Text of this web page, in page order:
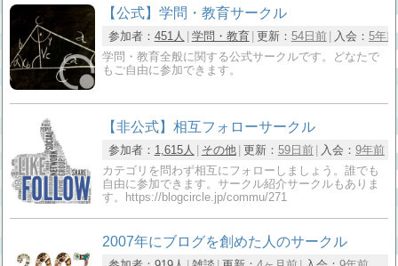
【公式】学問・教育サークル
参加者： 451人 学問・教育 更新： 54日前 入会： 5年前
学問・教育全般に関する公式サークルです。どなたで
もご自由に参加できます。
【非公式】相互フォローサークル
参加者： 1,615人 その他 更新： 59日前 入会： 9年前
カテゴリを問わず相互にフォローしましょう。誰でも
自由に参加できます。サークル紹介サークルもありま
す。https://blogcircle.jp/commu/271
2007年にブログを創めた人のサークル